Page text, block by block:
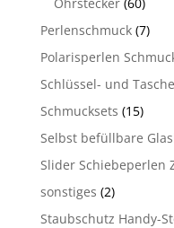
Perlenschmuck (7)
Polarisperlen
Schlüssel- und
Schmucksets (15)
Selbst befüllbare
Slider Schiebeperlen
sonstiges (2)
Staubschutz Handy-